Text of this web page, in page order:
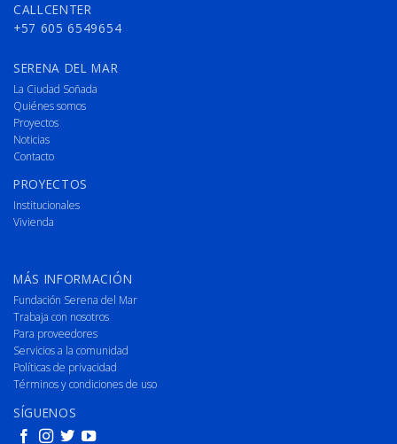
CALLCENTER
+57 605 6549654
SERENA DEL MAR
La Ciudad Soñada
Quiénes somos
Proyectos
Noticias
Contacto
PROYECTOS
Institucionales
Vivienda
MÁS INFORMACIÓN
Fundación Serena del Mar
Trabaja con nosotros
Para proveedores
Servicios a la comunidad
Políticas de privacidad
Términos y condiciones de uso
SÍGUENOS